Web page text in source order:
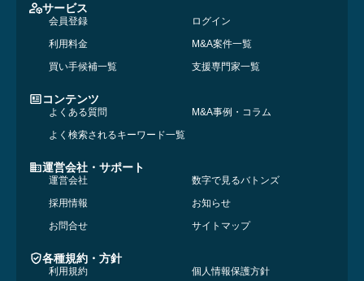
サービス
会員登録
ログイン
利用料金
M&A案件一覧
買い手候補一覧
支援専門家一覧
コンテンツ
よくある質問
M&A事例・コラム
よく検索されるキーワード一覧
運営会社・サポート
運営会社
数字で見るバトンズ
採用情報
お知らせ
お問合せ
サイトマップ
各種規約・方針
利用規約
個人情報保護方針